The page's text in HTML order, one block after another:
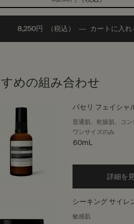
8,250円 （税込） ― カートに入れ
めの組み合わせ
パセリ フェイシャ
ター
普通肌、乾燥肌、コ
ワンサイズのみ
60mL
詳細を
シーキング サイレ
ャル ハイドレーター
敏感肌